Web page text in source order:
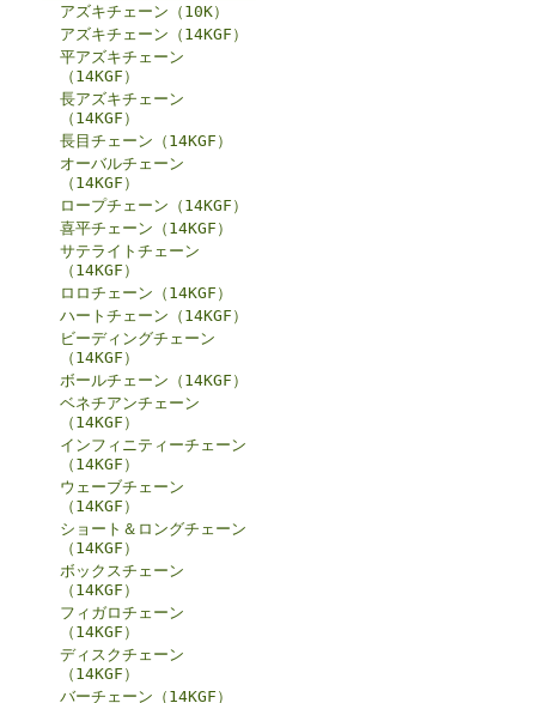
アズキチェーン（10K）
アズキチェーン（14KGF）
平アズキチェーン
（14KGF）
長アズキチェーン
（14KGF）
長目チェーン（14KGF）
オーバルチェーン
（14KGF）
ロープチェーン（14KGF）
喜平チェーン（14KGF）
サテライトチェーン
（14KGF）
ロロチェーン（14KGF）
ハートチェーン（14KGF）
ビーディングチェーン
（14KGF）
ボールチェーン（14KGF）
ベネチアンチェーン
（14KGF）
インフィニティーチェーン
（14KGF）
ウェーブチェーン
（14KGF）
ショート＆ロングチェーン
（14KGF）
ボックスチェーン
（14KGF）
フィガロチェーン
（14KGF）
ディスクチェーン
（14KGF）
バーチェーン（14KGF）